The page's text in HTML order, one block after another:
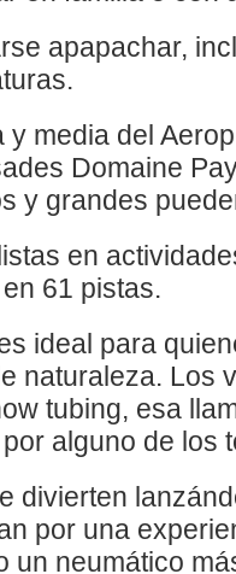
apapachar,
y media del
Domaine
y grandes
en
61 pistas.
ideal para
naturaleza. Los
tubing, esa
alguno de los
divierten
por una
un neumático